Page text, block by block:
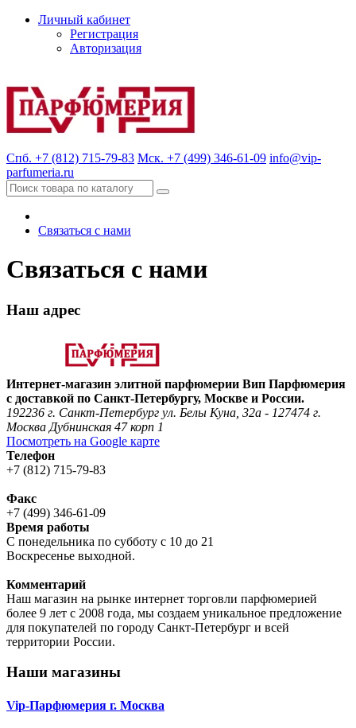
Личный кабинет
Регистрация
Авторизация
Спб. +7 (812) 715-79-83 Мск. +7 (499) 346-61-09 info@vip-
parfumeria.ru
Связаться с нами
Связаться с нами
Наш адрес
Интернет-магазин элитной парфюмерии Вип Парфюмерия
с доставкой по Санкт-Петербургу, Москве и России.
192236 г. Санкт-Петербург ул. Белы Куна, 32а - 127474 г.
Москва Дубнинская 47 корп 1
Посмотреть на Google карте
Телефон
+7 (812) 715-79-83
Факс
+7 (499) 346-61-09
Время работы
С понедельника по субботу с 10 до 21
Воскресенье выходной.
Комментарий
Наш магазин на рынке интернет торговли парфюмерией
более 9 лет с 2008 года, мы создаем уникальное предложение
для покупателей по городу Санкт-Петербург и всей
территории России.
Наши магазины
Vip-Парфюмерия г. Москва